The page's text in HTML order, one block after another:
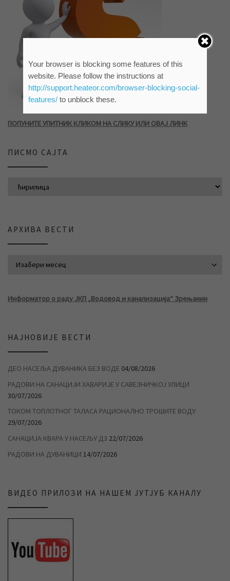
ПОПУНИТЕ УПИТНИК КЛИКОМ НА СЛИКУ ИЛИ ОВАЈ ЛИНК
ПИСМО САЈТА
АРХИВА ВЕСТИ
Информатор о раду ЈКП „Водовод и канализација“ Зрењанин
НАЈНОВИЈЕ ВЕСТИ
ДЕО НАСЕЉА ДУВАНИКА БЕЗ ВОДЕ 04/08/2026
РАДОВИ НА САНАЦИЈИ ХАВАРИЈЕ У САВЕЗНИЧКОЈ УЛИЦИ
30/07/2026
ТОКОМ ТОПЛОТНОГ ТАЛАСА РАЦИОНАЛНО ТРОШИТЕ ВОДУ
29/07/2026
САНАЦИЈА КВАРА У НАСЕЉУ Д3 22/07/2026
РАДОВИ НА ДУВАНИЦИ 14/07/2026
ВИДЕО ПРИЛОЗИ НА НАШЕМ ЈУТЈУБ КАНАЛУ
Your browser is blocking some features of this
website. Please follow the instructions at
http://support.heateor.com/browser-blocking-social-
features/to unblock these.